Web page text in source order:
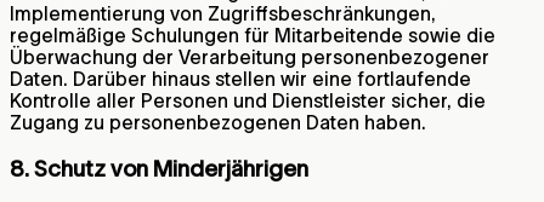
Implementierung von Zugriffsbeschränkungen,
regelmäßige Schulungen für Mitarbeitende sowie die
Überwachung der Verarbeitung personenbezogener
Daten. Darüber hinaus stellen wir eine fortlaufende
Kontrolle aller Personen und Dienstleister sicher, die
Zugang zu personenbezogenen Daten haben.
8. Schutz von Minderjährigen